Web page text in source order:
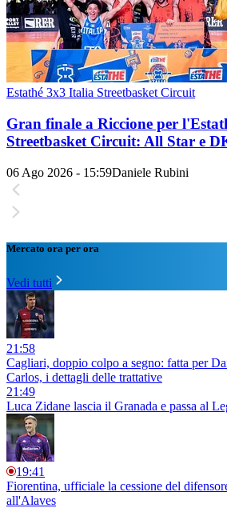
Estathé 3x3 Italia Streetbasket Circuit
Gran finale a Riccione per
Streetbasket Circuit: All Star e
06 Ago 2026 - 15:59Daniele Rubini
Mercato ora per ora
Vedi tutti
21:58
Cagliari, doppio colpo a segno: fatta per
Carlos, i dettagli delle trattative
21:49
Luca Zidane lascia il Granada e passa al
19:41
Fiorentina, ufficiale la cessione del
all'Alaves